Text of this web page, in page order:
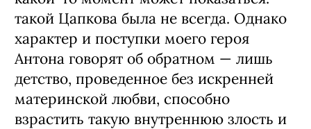
такой Цапкова была не всегда. Однако
характер и поступки моего героя
Антона говорят об обратном — лишь
детство, проведенное без искренней
материнской любви, способно
взрастить такую внутреннюю злость и